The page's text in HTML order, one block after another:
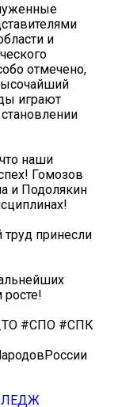
и
отмечено,
играют
наши
Гомозов
и Подолякин
принесли
#СПО #СПК